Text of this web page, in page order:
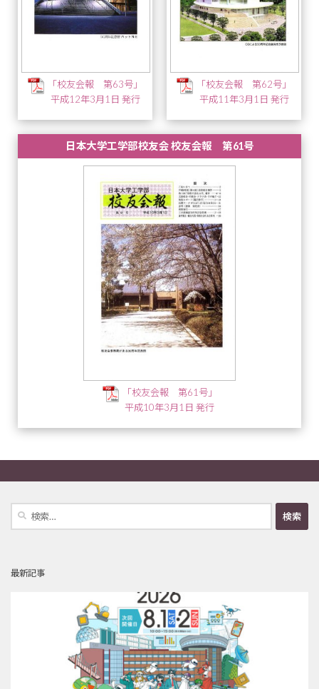
「校友会報 第63号」
平成12年3月1日 発行
「校友会報 第62号」
平成11年3月1日 発行
日本大学工学部校友会 校友会報 第61号
「校友会報 第61号」
平成10年3月1日 発行
検
最新記事